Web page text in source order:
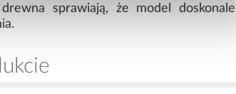
sprawiają, że model